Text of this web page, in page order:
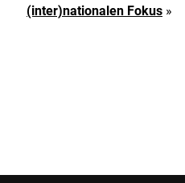
(inter)nationalen Fokus »